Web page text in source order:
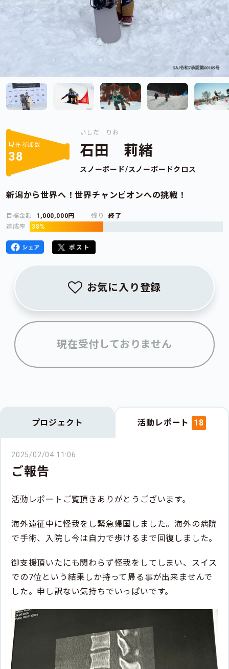
現在参加数
38
いしだ りお
石田 莉緒
スノーボード/スノーボードクロス
新潟から世界へ！世界チャンピオンへの挑戦！
目標金額 1,000,000円 残り
終了
達成率
38%
お気に入り登録
現在受付しておりません
プロジェクト 活動レポート 18
2025/02/04 11:06
ご報告
活動レポートご覧頂きありがとうございます。
海外遠征中に怪我をし緊急帰国しました。海外の病院
で手術、入院し今は自力で歩けるまで回復しました。
御支援頂いたにも関わらず怪我をしてしまい、スイス
での7位という結果しか持って帰る事が出来ませんで
した。申し訳ない気持ちでいっぱいです。